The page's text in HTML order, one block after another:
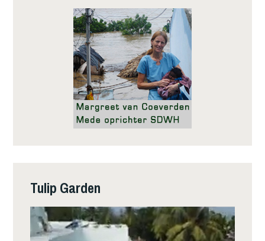
Tulip Garden